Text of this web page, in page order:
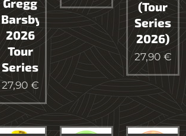
Barsby
2026
Tour
Series
27,90€
(Tour
Series
2026)
27,90€